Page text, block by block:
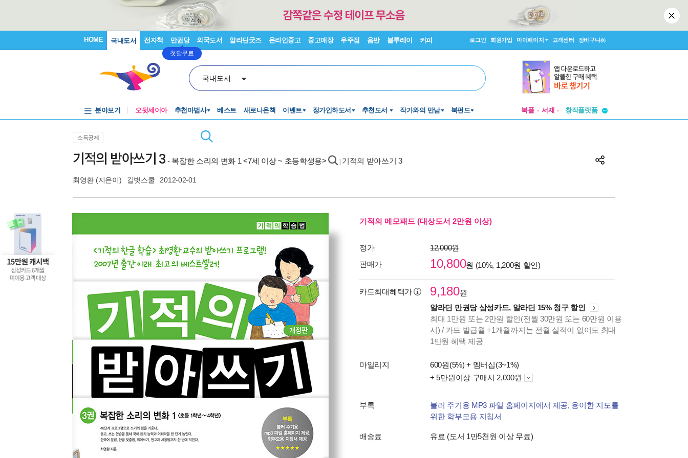
HOME 국내도서 전자책 만권당
첫달무료
외국도서 알라딘굿즈 온라인중고 중고매장 우주점 음반 블루레이 커피 로그인 회원가입 마이페이지 고객센터 장바구니(0)
국내도서
분야보기 오뒷세이아 추천마법사 베스트 새로나온책 이벤트 정가인하도서 추천도서 작가와의 만남 북펀드 북플 서재
창작플랫폼
소득공제
기적의 받아쓰기 3 - 복잡한 소리의 변화 1 <7세 이상 ~ 초등학생용> 기적의 받아쓰기 3
최영환 (지은이) 길벗스쿨 2012-02-01
기적의 메모패드 (대상도서 2만원 이상)
정가
12,000원
판매가
10,800원 (10%, 1,200원 할인)
카드최대혜택가 9,180원
알라딘 만권당 삼성카드, 알라딘 15% 청구 할인
최대 1만원 또는 2만원 할인(전월 30만원 또는 60만원 이용
시) / 카드 발급월 +1개월까지는 전월 실적이 없어도 최대
1만원 혜택 제공
마일리지 600원(5%) + 멤버십(3~1%)
+ 5만원이상 구매시 2,000원
부록
불러 주기용 MP3 파일 홈페이지에서 제공, 용이한 지도를
위한 학부모용 지침서
배송료 유료 (도서 1만5천원 이상 무료)